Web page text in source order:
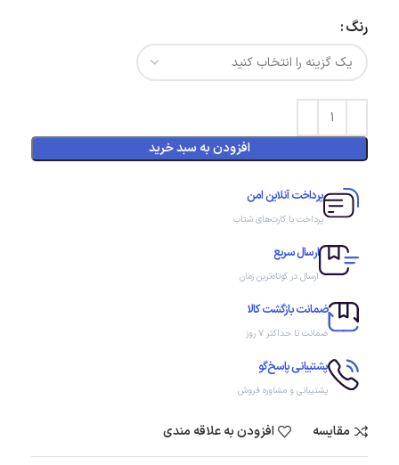
رنگ
افزودن به سبد خرید
پرداخت آنلاین امن
پرداخت با کارت‌های شتاب
ارسال سریع
ارسال در کوتاه‌ترین زمان
ضمانت بازگشت کالا
ضمانت تا حداکثر ۷ روز
پشتیبانی پاسخ‌گو
پشتیبانی و مشاوره فروش
مقایسه افزودن به علاقه مندی